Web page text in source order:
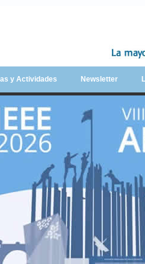
y Actividades Newsletter